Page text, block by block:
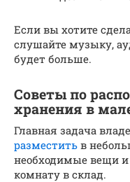
Если вы хотите
слушайте музыку,
будет больше.
Советы по
хранения в
Главная задача
разместить в
необходимые вещи и
комнату в склад.